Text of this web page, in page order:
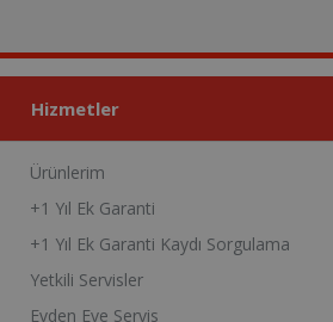
Hizmetler
Ürünlerim
+1 Yıl Ek Garanti
+1 Yıl Ek Garanti Kaydı Sorgulama
Yetkili Servisler
Evden Eve Servis